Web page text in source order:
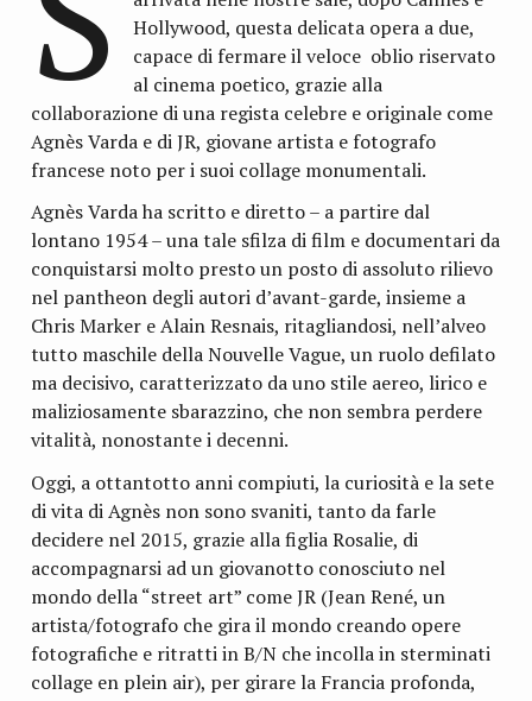
Hollywood, questa delicata opera a due,
capace di fermare il veloce oblio riservato
al cinema poetico, grazie alla
collaborazione di una regista celebre e originale come
Agnès Varda e di JR, giovane artista e fotografo
francese noto per i suoi collage monumentali.
Agnès Varda ha scritto e diretto – a partire dal
lontano 1954 – una tale sfilza di film e documentari da
conquistarsi molto presto un posto di assoluto rilievo
nel pantheon degli autori d’avant-garde, insieme a
Chris Marker e Alain Resnais, ritagliandosi, nell’alveo
tutto maschile della Nouvelle Vague, un ruolo defilato
ma decisivo, caratterizzato da uno stile aereo, lirico e
maliziosamente sbarazzino, che non sembra perdere
vitalità, nonostante i decenni.
Oggi, a ottantotto anni compiuti, la curiosità e la sete
di vita di Agnès non sono svaniti, tanto da farle
decidere nel 2015, grazie alla figlia Rosalie, di
accompagnarsi ad un giovanotto conosciuto nel
mondo della “street art” come JR (Jean René, un
artista/fotografo che gira il mondo creando opere
fotografiche e ritratti in B/N che incolla in sterminati
collage en plein air), per girare la Francia profonda,